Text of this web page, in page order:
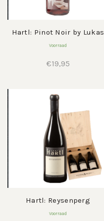
Hartl: Pinot Noir by Lukas
Voorraad
€19,95
Hartl: Reysenperg
Voorraad